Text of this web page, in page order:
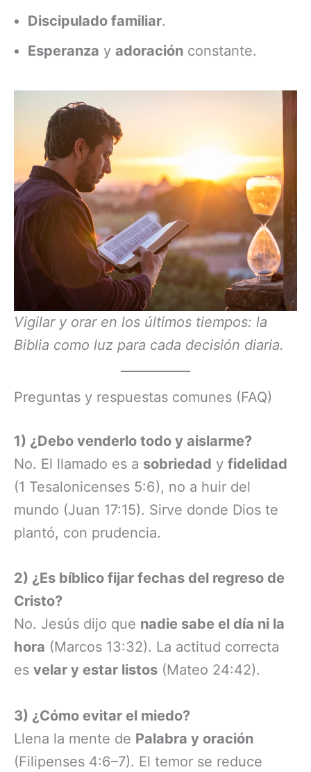
Discipulado familiar.
Esperanza y adoración constante.
Vigilar y orar en los últimos tiempos: la
Biblia como luz para cada decisión diaria.
Preguntas y respuestas comunes (FAQ)
1) ¿Debo venderlo todo y aislarme?
No. El llamado es a sobriedad y fidelidad
(1 Tesalonicenses 5:6), no a huir del
mundo (Juan 17:15). Sirve donde Dios te
plantó, con prudencia.
2) ¿Es bíblico fijar fechas del regreso de
Cristo?
No. Jesús dijo que nadie sabe el día ni la
hora (Marcos 13:32). La actitud correcta
es velar y estar listos (Mateo 24:42).
3) ¿Cómo evitar el miedo?
Llena la mente de Palabra y oración
(Filipenses 4:6–7). El temor se reduce